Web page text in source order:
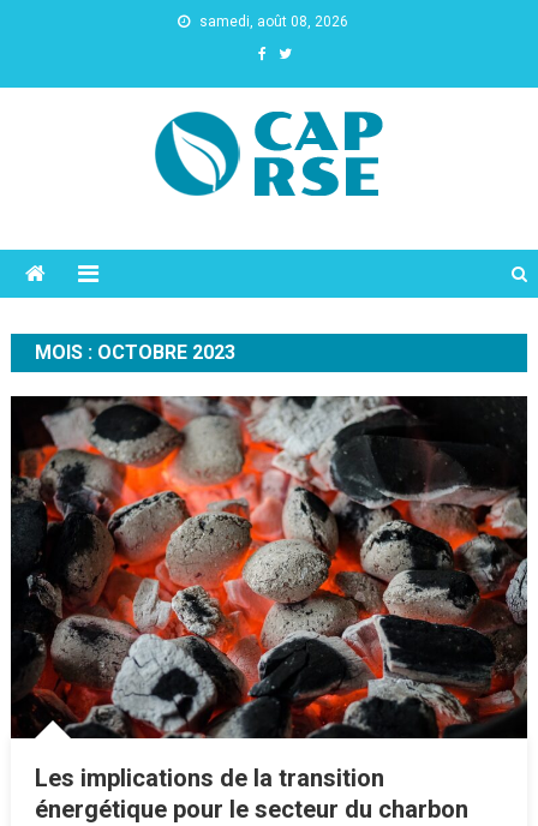
samedi, août 08, 2026
MOIS : OCTOBRE 2023
Les implications de la transition
énergétique pour le secteur du charbon